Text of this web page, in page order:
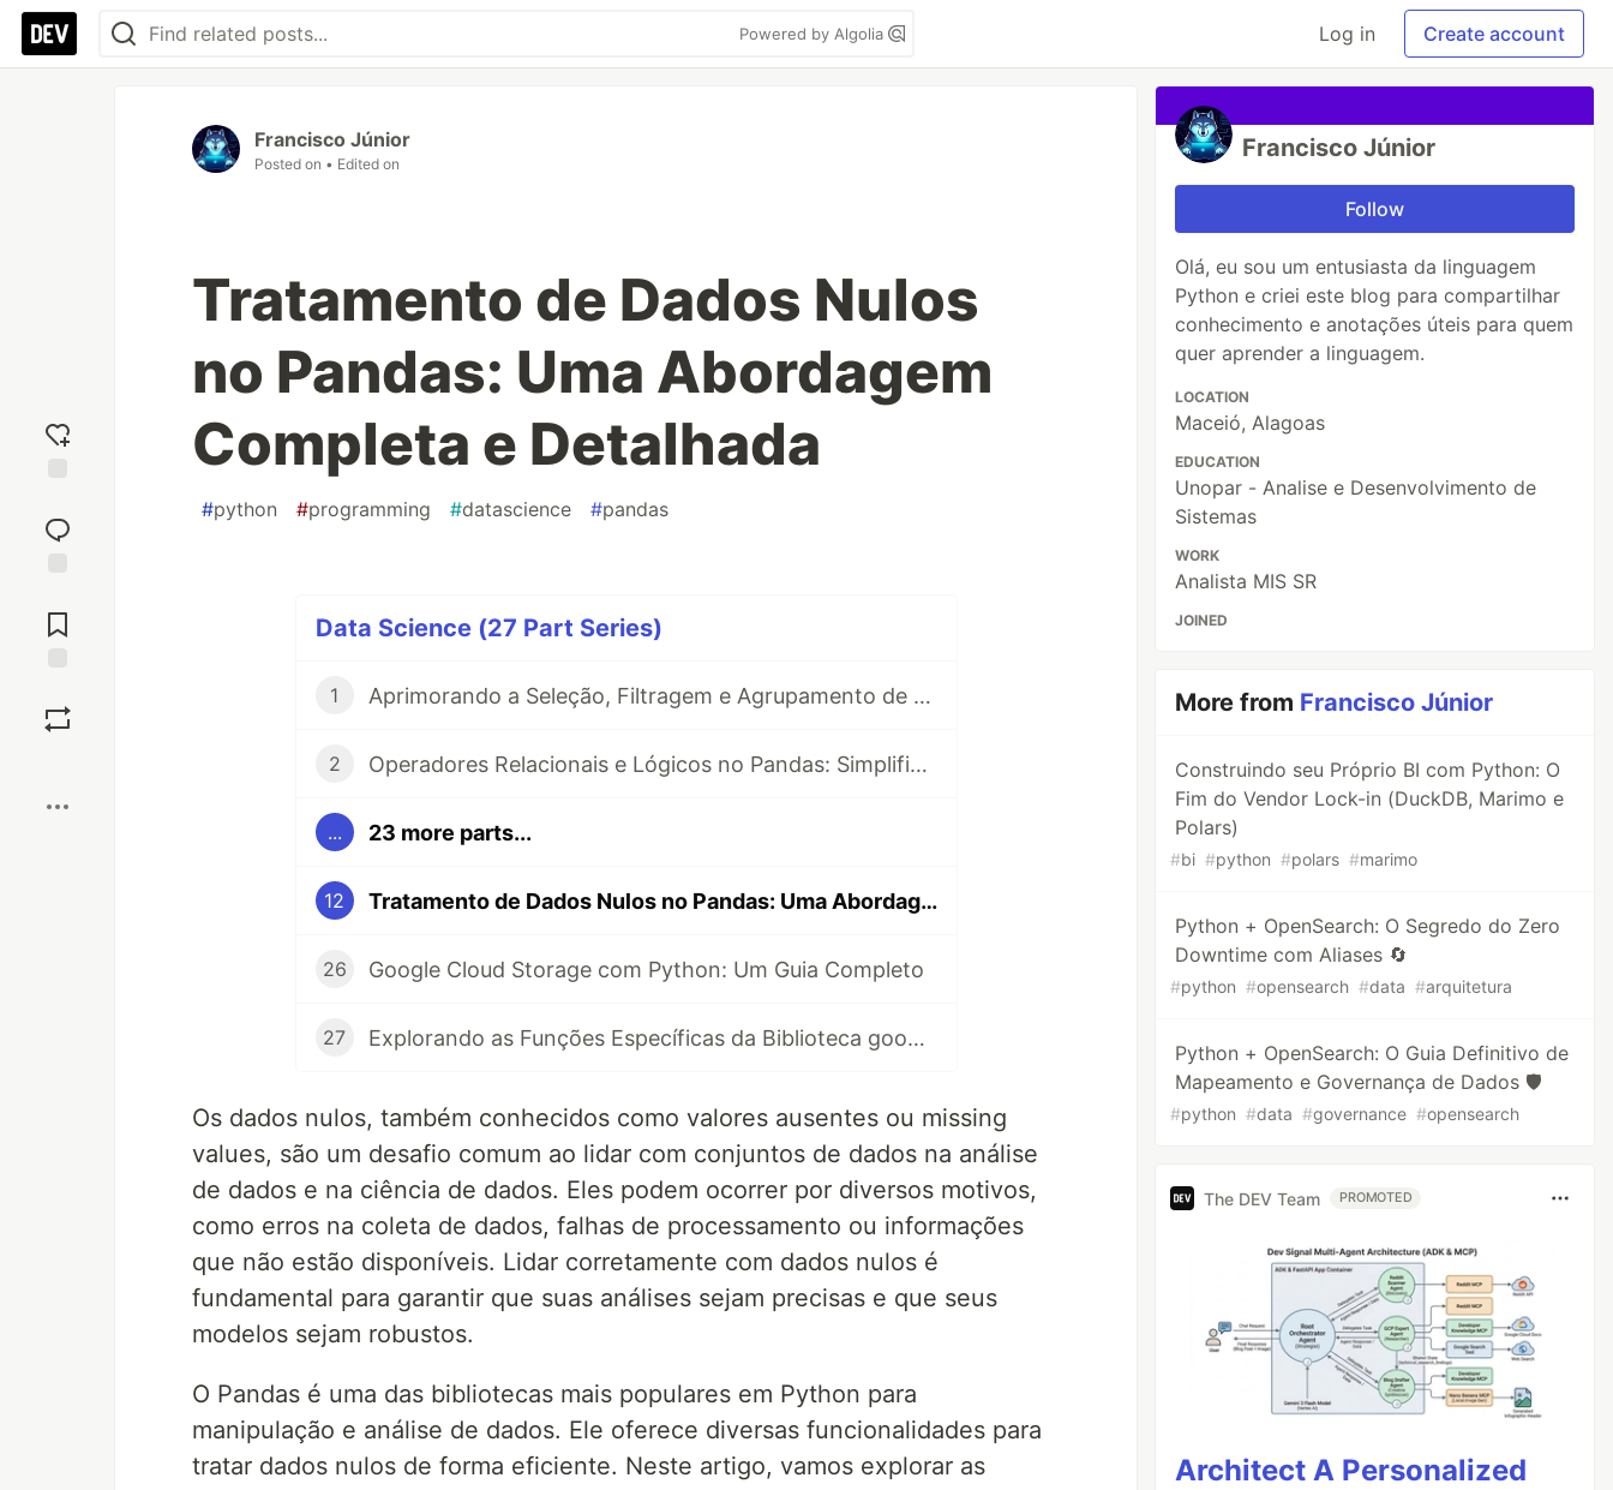
Powered by Algolia Log in Create account
reaction
Comments
Francisco Júnior
Posted on • Edited on
Tratamento de Dados Nulos
no Pandas: Uma Abordagem
Completa e Detalhada
#python #programming #datascience #pandas
Data Science (27 Part Series)
1 Aprimorando a Seleção, Filtragem e Agrupamento de Dados no Pandas
2 Operadores Relacionais e Lógicos no Pandas: Simplificando a Filtragem de Dados
... 23 more parts...
12 Tratamento de Dados Nulos no Pandas: Uma Abordagem Completa e Detalhada
26 Google Cloud Storage com Python: Um Guia Completo
27 Explorando as Funções Específicas da Biblioteca google-cloud-storage no Google Cloud Platform
Os dados nulos, também conhecidos como valores ausentes ou missing
values, são um desafio comum ao lidar com conjuntos de dados na análise
de dados e na ciência de dados. Eles podem ocorrer por diversos motivos,
como erros na coleta de dados, falhas de processamento ou informações
que não estão disponíveis. Lidar corretamente com dados nulos é
fundamental para garantir que suas análises sejam precisas e que seus
modelos sejam robustos.
O Pandas é uma das bibliotecas mais populares em Python para
manipulação e análise de dados. Ele oferece diversas funcionalidades para
tratar dados nulos de forma eficiente. Neste artigo, vamos explorar as
Francisco Júnior
Follow
Olá, eu sou um entusiasta da linguagem
Python e criei este blog para compartilhar
conhecimento e anotações úteis para quem
quer aprender a linguagem.
LOCATION
Maceió, Alagoas
EDUCATION
Unopar - Analise e Desenvolvimento de
Sistemas
WORK
Analista MIS SR
JOINED
More from Francisco Júnior
Construindo seu Próprio BI com Python: O
Fim do Vendor Lock-in (DuckDB, Marimo e
Polars)
#bi #python #polars #marimo
Python + OpenSearch: O Segredo do Zero
Downtime com Aliases 🔄
#python #opensearch #data #arquitetura
Python + OpenSearch: O Guia Definitivo de
Mapeamento e Governança de Dados 🛡️
#python #data #governance #opensearch
The DEV Team PROMOTED
Architect A Personalized